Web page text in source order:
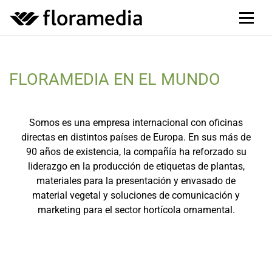
FLORAMEDIA EN EL MUNDO
Somos es una empresa internacional con oficinas
directas en distintos países de Europa. En sus más de
90 años de existencia, la compañía ha reforzado su
liderazgo en la producción de etiquetas de plantas,
materiales para la presentación y envasado de
material vegetal y soluciones de comunicación y
marketing para el sector hortícola ornamental.